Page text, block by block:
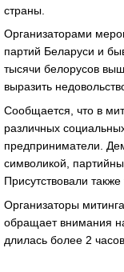
страны.
Организаторами
партий Беларуси и
тысячи белорусов
выразить
Сообщается, что в
различных
предприниматели.
символикой,
Присутствовали
Организаторы
обращает внимания
длилась более 2